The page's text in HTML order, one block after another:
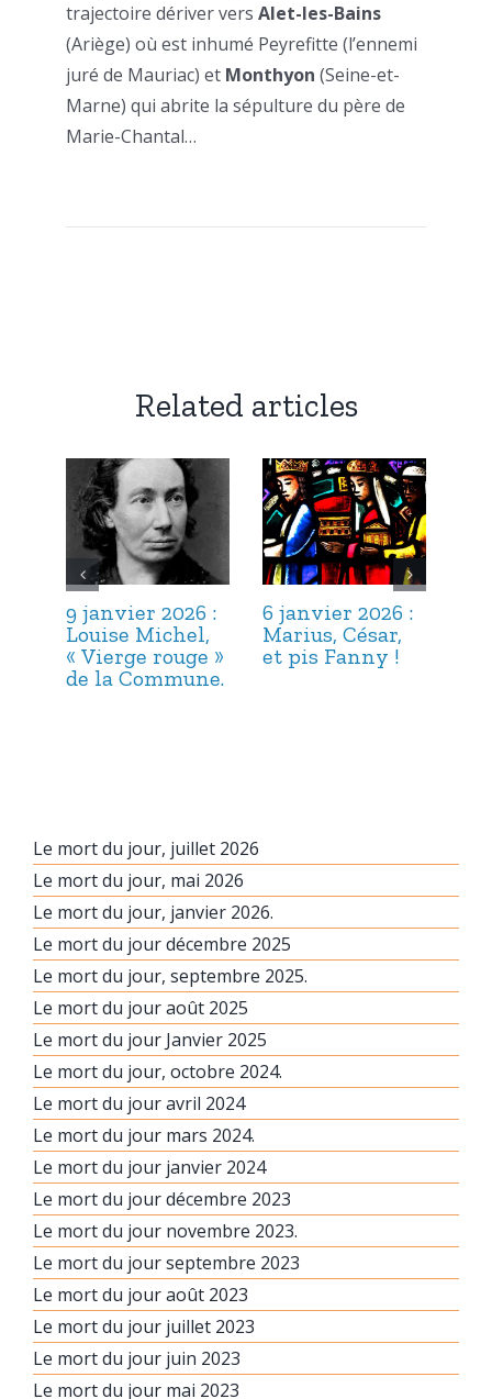
trajectoire dériver vers Alet-les-Bains
(Ariège) où est inhumé Peyrefitte (l’ennemi
juré de Mauriac) et Monthyon (Seine-et-
Marne) qui abrite la sépulture du père de
Marie-Chantal…
Related articles
9 janvier 2026 :
Louise Michel,
« Vierge rouge »
de la Commune.
6 janvier 2026 :
Marius, César,
et pis Fanny !
Le mort du jour, juillet 2026
Le mort du jour, mai 2026
Le mort du jour, janvier 2026.
Le mort du jour décembre 2025
Le mort du jour, septembre 2025.
Le mort du jour août 2025
Le mort du jour Janvier 2025
Le mort du jour, octobre 2024.
Le mort du jour avril 2024
Le mort du jour mars 2024.
Le mort du jour janvier 2024
Le mort du jour décembre 2023
Le mort du jour novembre 2023.
Le mort du jour septembre 2023
Le mort du jour août 2023
Le mort du jour juillet 2023
Le mort du jour juin 2023
Le mort du jour mai 2023